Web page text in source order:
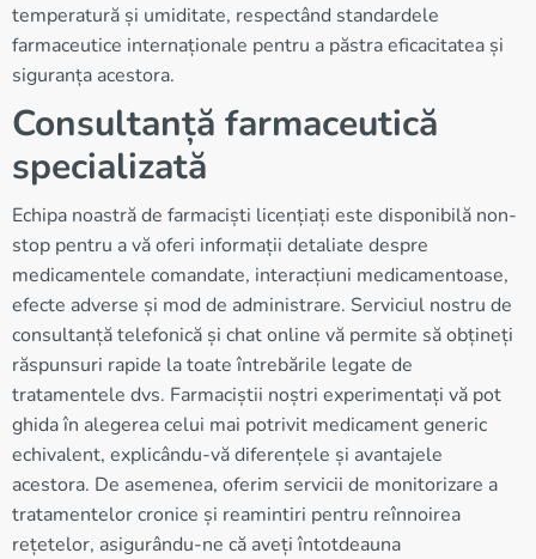
temperatură și umiditate, respectând standardele
farmaceutice internaționale pentru a păstra eficacitatea și
siguranța acestora.
Consultanță farmaceutică
specializată
Echipa noastră de farmaciști licențiați este disponibilă non-
stop pentru a vă oferi informații detaliate despre
medicamentele comandate, interacțiuni medicamentoase,
efecte adverse și mod de administrare. Serviciul nostru de
consultanță telefonică și chat online vă permite să obțineți
răspunsuri rapide la toate întrebările legate de
tratamentele dvs. Farmaciștii noștri experimentați vă pot
ghida în alegerea celui mai potrivit medicament generic
echivalent, explicându-vă diferențele și avantajele
acestora. De asemenea, oferim servicii de monitorizare a
tratamentelor cronice și reamintiri pentru reînnoirea
rețetelor, asigurându-ne că aveți întotdeauna